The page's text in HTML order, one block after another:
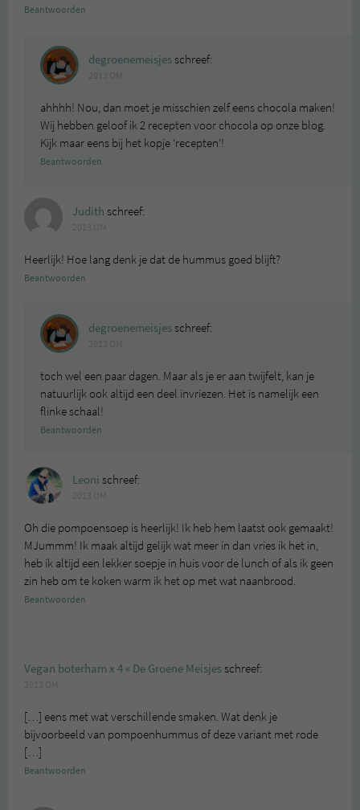
Beantwoorden
degroenemeisjesschreef:
ahhhh! Nou, dan moet je misschien zelf eens chocola maken!
Wij hebben geloof ik 2 recepten voor chocola op onze blog.
Kijk maar eens bij het kopje ‘recepten’!
Beantwoorden
Judith schreef:
Heerlijk! Hoe lang denk je dat de hummus goed blijft?
Beantwoorden
degroenemeisjesschreef:
toch wel een paar dagen. Maar als je er aan twijfelt, kan je
natuurlijk ook altijd een deel invriezen. Het is namelijk een
flinke schaal!
Beantwoorden
Leoni schreef:
Oh die pompoensoep is heerlijk! Ik heb hem laatst ook gemaakt!
MJummm! Ik maak altijd gelijk wat meer in dan vries ik het in,
heb ik altijd een lekker soepje in huis voor de lunch of als ik geen
zin heb om te koken warm ik het op met wat naanbrood.
Beantwoorden
Vegan boterham x 4 « De Groene Meisjesschreef:
[…] eens met wat verschillende smaken. Wat denk je
bijvoorbeeld van pompoenhummus of deze variant met rode
[…]
Beantwoorden